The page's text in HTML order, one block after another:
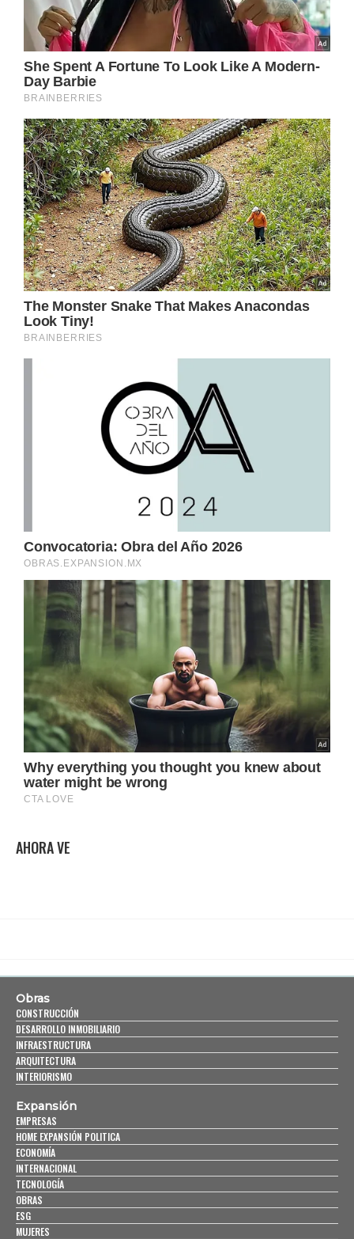
AHORA VE
Obras
CONSTRUCCIÓN
DESARROLLO INMOBILIARIO
INFRAESTRUCTURA
ARQUITECTURA
INTERIORISMO
Expansión
EMPRESAS
HOME EXPANSIÓN POLITICA
ECONOMÍA
INTERNACIONAL
TECNOLOGÍA
OBRAS
ESG
MUJERES